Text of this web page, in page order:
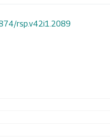
rsp.v42i1.2089